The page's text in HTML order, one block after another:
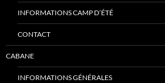
INFORMATIONS CAMP D’ÉTÉ
CONTACT
CABANE
INFORMATIONS GÉNÉRALES